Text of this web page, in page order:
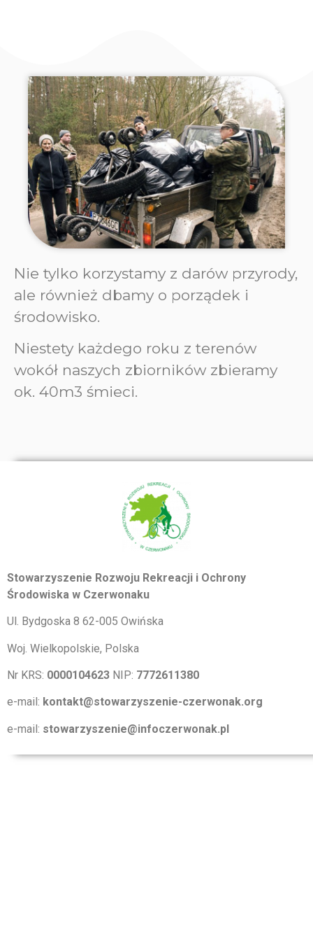
Nie tylko korzystamy z darów przyrody,
ale również dbamy o porządek i
środowisko.
Niestety każdego roku z terenów
wokół naszych zbiorników zbieramy
ok. 40m3 śmieci.
Stowarzyszenie Rozwoju Rekreacji i Ochrony
Środowiska w Czerwonaku
Ul. Bydgoska 8 62-005 Owińska
Woj. Wielkopolskie, Polska
Nr KRS: 0000104623 NIP: 7772611380
e-mail: kontakt@stowarzyszenie-czerwonak.org
e-mail: stowarzyszenie@infoczerwonak.pl